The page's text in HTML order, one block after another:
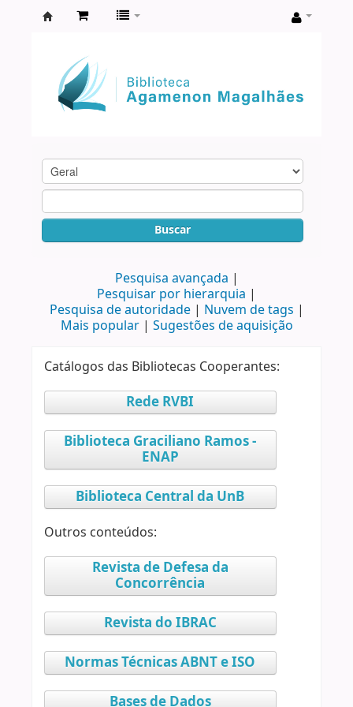
Agamenon
Magalhães
Buscar
Pesquisa avançada
Pesquisar por hierarquia
Pesquisa de autoridade
Nuvem de tags
Mais popular
Sugestões de aquisição
Catálogos das Bibliotecas Cooperantes:
Rede RVBI
Biblioteca Graciliano Ramos -
ENAP
Biblioteca Central da UnB
Outros conteúdos:
Revista de Defesa da
Concorrência
Revista do IBRAC
Normas Técnicas ABNT e ISO
Bases de Dados